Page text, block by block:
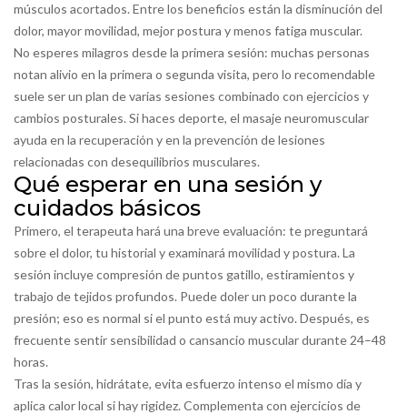
músculos acortados. Entre los beneficios están la disminución del
dolor, mayor movilidad, mejor postura y menos fatiga muscular.
No esperes milagros desde la primera sesión: muchas personas
notan alivio en la primera o segunda visita, pero lo recomendable
suele ser un plan de varias sesiones combinado con ejercicios y
cambios posturales. Si haces deporte, el masaje neuromuscular
ayuda en la recuperación y en la prevención de lesiones
relacionadas con desequilibrios musculares.
Qué esperar en una sesión y
cuidados básicos
Primero, el terapeuta hará una breve evaluación: te preguntará
sobre el dolor, tu historial y examinará movilidad y postura. La
sesión incluye compresión de puntos gatillo, estiramientos y
trabajo de tejidos profundos. Puede doler un poco durante la
presión; eso es normal si el punto está muy activo. Después, es
frecuente sentir sensibilidad o cansancio muscular durante 24–48
horas.
Tras la sesión, hidrátate, evita esfuerzo intenso el mismo día y
aplica calor local si hay rigidez. Complementa con ejercicios de